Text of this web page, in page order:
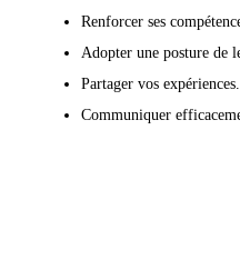
Renforcer ses
Adopter une posture de
Partager vos expériences.
Communiquer